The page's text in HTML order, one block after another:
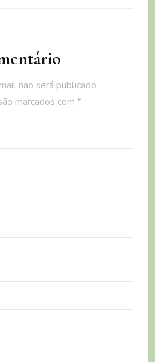
não será publicado.
marcados com*